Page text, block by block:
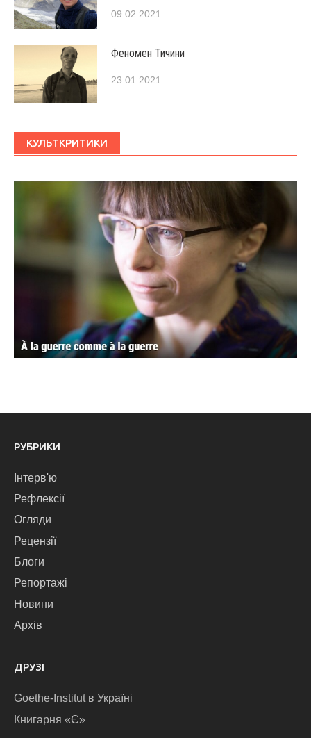
09.02.2021
Феномен Тичини
23.01.2021
КУЛЬТКРИТИКИ
РУБРИКИ
Інтерв'ю
Рефлексії
Огляди
Рецензії
Блоги
Репортажі
Новини
Архів
ДРУЗІ
Goethe-Institut в Україні
Книгарня «Є»